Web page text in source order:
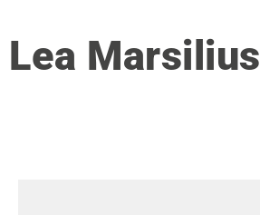
Lea Marsilius